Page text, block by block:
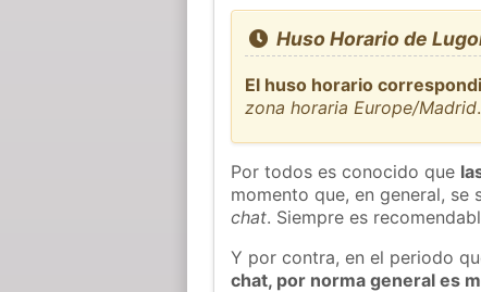
Huso Horario de
El huso horario
zona horaria Europe/Madrid.
Por todos es conocido que
momento que, en general,
chat. Siempre es
Y por contra, en el periodo
chat, por norma general es